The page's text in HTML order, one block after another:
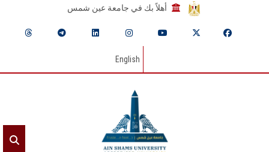
أهلاً بك في جامعة عين شمس
English